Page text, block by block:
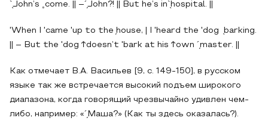
`̖John’s ˳come. || –´̗John?! || But he’s in`̖hospital. ||
'When I 'came 'up to the ̗house, | I 'heard the 'dog ̖barking.
|| – But the 'dog ↑doesn’t 'bark at his ↑own ´̗master. ||
Как отмечает В.А. Васильев [9, с. 149-150], в русском
языке так же встречается высокий подъем широкого
диапазона, когда говорящий чрезвычайно удивлен чем-
либо, например: «´̗Маша?» (Как ты здесь оказалась?).